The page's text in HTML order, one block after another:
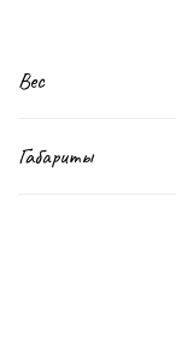
Вес
Габариты